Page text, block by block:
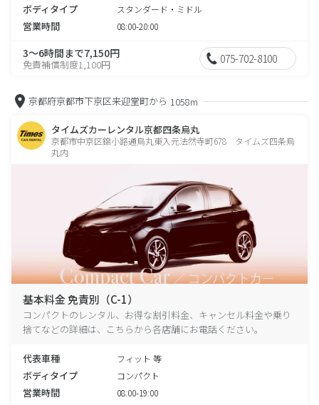
ボディタイプ スタンダード・ミドル
営業時間 08:00-20:00
3～6時間まで7,150円
免責補償制度1,100円 075-702-8100
京都府京都市下京区来迎堂町から 1058m
タイムズカーレンタル京都四条烏丸
京都市中京区錦小路通烏丸東入元法然寺町678 タイムズ四条烏
丸内
基本料金 免責別（C-1）
コンパクトのレンタル、お得な割引料金、キャンセル料金や乗り
捨てなどの詳細は、こちらから各店舗にお電話ください。
代表車種 フィット 等
ボディタイプ コンパクト
営業時間 08:00-19:00